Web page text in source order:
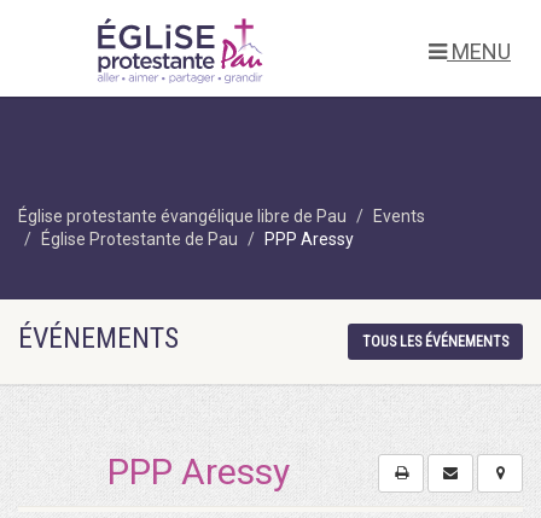
MENU
Église protestante évangélique libre de Pau
Events
Église Protestante de Pau
PPP Aressy
ÉVÉNEMENTS TOUS LES ÉVÉNEMENTS
PPP Aressy